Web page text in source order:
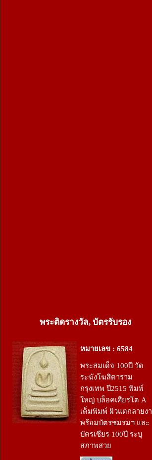
พระติดรางวัล, บัตรรับรอง
หมายเลข : 6584
พระสมเด็จ 100ปี วัด
ระฆังโฆสิตาราม
กรุงเทพ ปี2515 พิมพ์
ใหญ่ บล็อคเศียรโต A
เต็มพิมพ์ ผิวแตกลายงา
พร้อมบัตรชมรมฯ และ
บัตรเซียร 100ปี ระบุ
สภาพสวย